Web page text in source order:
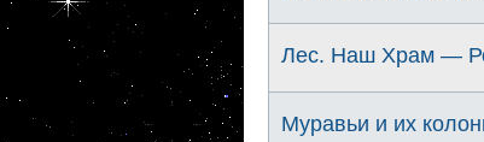
Лес. Наш Храм —
Муравьи и их